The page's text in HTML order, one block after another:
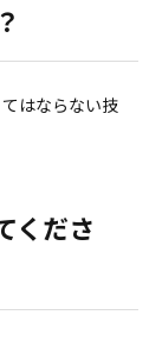
はならない技
くださ